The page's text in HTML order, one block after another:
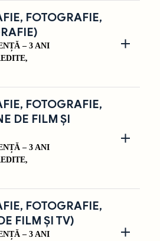
FOTOGRAFIE,
– 3 ANI
FOTOGRAFIE,
DE FILM ȘI
– 3 ANI
FOTOGRAFIE,
FILM ȘI TV)
– 3 ANI